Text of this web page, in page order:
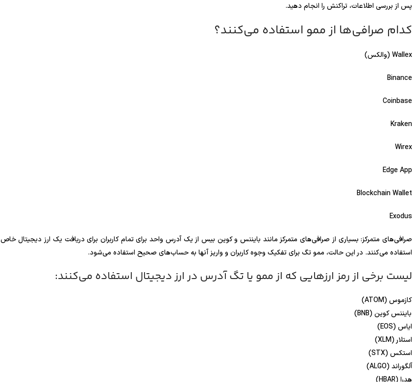
پس از بررسی اطلاعات، تراکنش را انجام دهید.
کدام صرافی‌ها از ممو استفاده می‌کنند؟
Wallex (والکس)
Binance
Coinbase
Kraken
Wirex
Edge App
Blockchain Wallet
Exodus
صرافی‌های متمرکز: بسیاری از صرافی‌های متمرکز مانند بایننس و کوین بیس از یک آدرس واحد برای تمام کاربران برای دریافت یک ارز دیجیتال خاص
استفاده می‌کنند. در این حالت، ممو تگ برای تفکیک وجوه کاربران و واریز آنها به حساب‌های صحیح استفاده می‌شود.
لیست برخی از رمز ارزهایی که از ممو یا تگ آدرس در ارز دیجیتال استفاده می‌کنند:
کازموس (ATOM)
بایننس کوین (BNB)
ایاس (EOS)
استلار (XLM)
استکس (STX)
آلگوراند (ALGO)
هدرا (HBAR)